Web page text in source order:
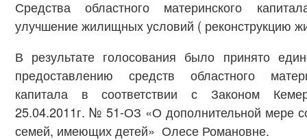
Средства областного материнского
улучшение жилищных условий ( реконструкцию
В результате голосования было принято
предоставлению средств областного
капитала в соответствии с Законом
25.04.2011г. № 51-ОЗ «О дополнительной мере
семей, имеющих детей» Олесе Романовне.